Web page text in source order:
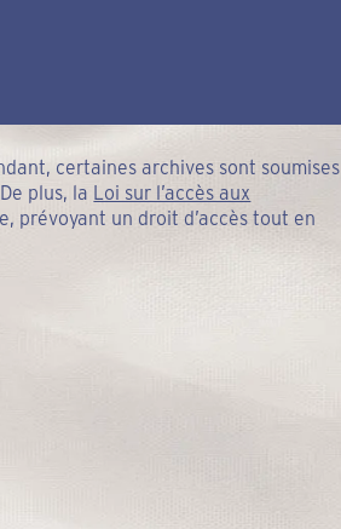
certaines archives sont soumises
plus, la Loi sur l’accès aux
prévoyant un droit d’accès tout en